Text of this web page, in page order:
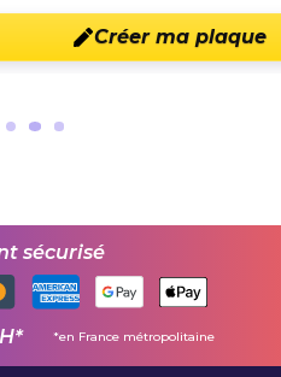
plaque
sécurisé
*en France métropolitaine